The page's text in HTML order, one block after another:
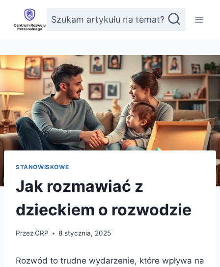
Przejdź
treści
Szukam artykułu na temat?
STANOWISKOWE
Jak rozmawiać z
dzieckiem o rozwodzie
PrzezCRP 8 stycznia, 2025
Rozwód to trudne wydarzenie, które wpływa na